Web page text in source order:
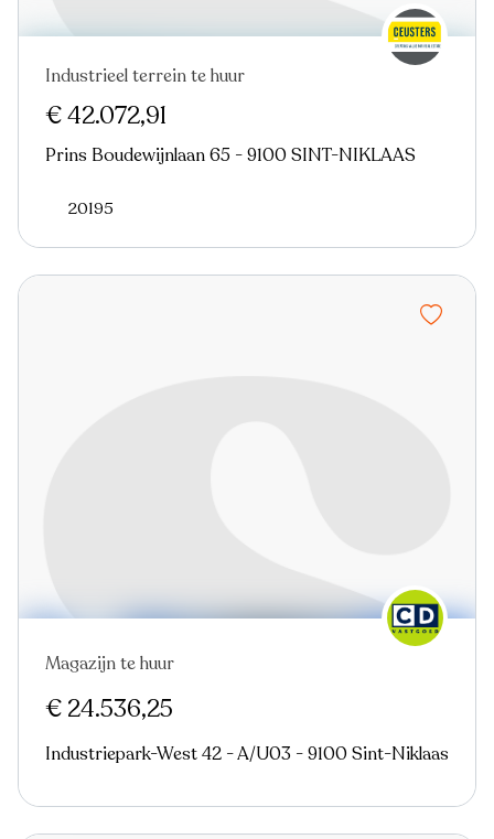
Industrieel terrein te huur
€ 42.072,91
Prins Boudewijnlaan 65 - 9100 SINT-NIKLAAS
20195
Magazijn te huur
€ 24.536,25
Industriepark-West 42 - A/U03 - 9100 Sint-Niklaas